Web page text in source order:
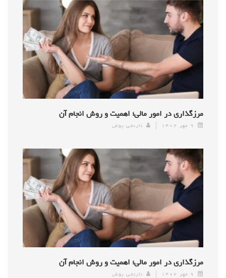
مرزگذاری در امور مالی؛ اهمیت و روش انجام آن
۹ مهر ۱۴۰۲ نارنجی پوش
مرزگذاری در امور مالی؛ اهمیت و روش انجام آن
۹ مهر ۱۴۰۲ نارنجی پوش